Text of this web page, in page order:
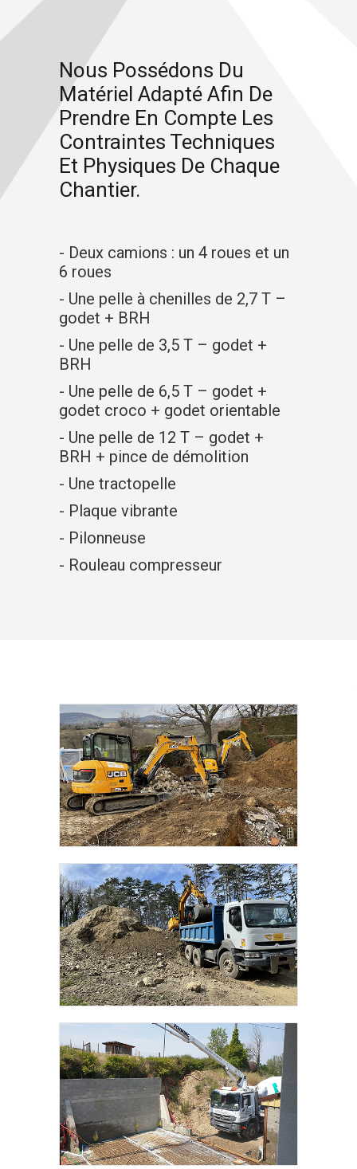
Nous Possédons Du
Matériel Adapté Afin De
Prendre En Compte Les
Contraintes Techniques
Et Physiques De Chaque
Chantier.
- Deux camions : un 4 roues et un
6 roues
- Une pelle à chenilles de 2,7 T –
godet + BRH
- Une pelle de 3,5 T – godet +
BRH
- Une pelle de 6,5 T – godet +
godet croco + godet orientable
- Une pelle de 12 T – godet +
BRH + pince de démolition
- Une tractopelle
- Plaque vibrante
- Pilonneuse
- Rouleau compresseur